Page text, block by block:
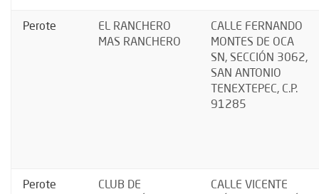
Perote
EL RANCHERO
MAS RANCHERO
CALLE FERNANDO
MONTES DE OCA
SN, SECCIÓN 3062,
SAN ANTONIO
TENEXTEPEC, C.P.
91285
Perote
CLUB DE
CALLE VICENTE